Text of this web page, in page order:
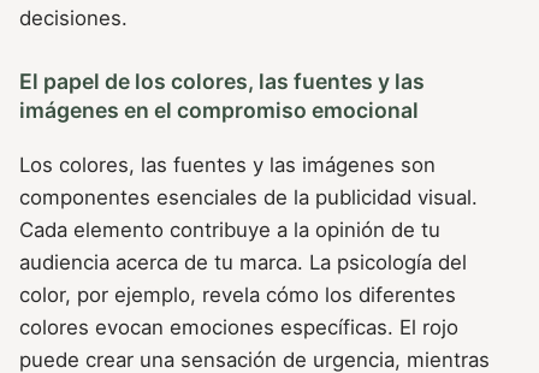
decisiones.
El papel de los colores, las fuentes y las
imágenes en el compromiso emocional
Los colores, las fuentes y las imágenes son
componentes esenciales de la publicidad visual.
Cada elemento contribuye a la opinión de tu
audiencia acerca de tu marca. La psicología del
color, por ejemplo, revela cómo los diferentes
colores evocan emociones específicas. El rojo
puede crear una sensación de urgencia, mientras